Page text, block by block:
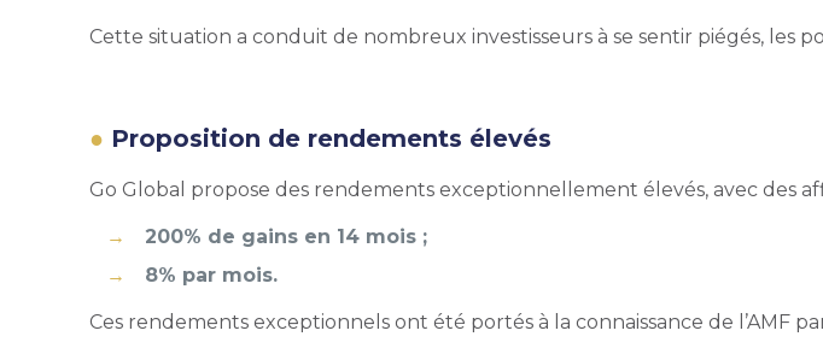
Cette situation a conduit de nombreux investisseurs à se sentir piégés, les
Proposition de rendements élevés
Go Global propose des rendements exceptionnellement élevés, avec des
200% de gains en 14 mois ;
8% par mois.
Ces rendements exceptionnels ont été portés à la connaissance de l’AMF